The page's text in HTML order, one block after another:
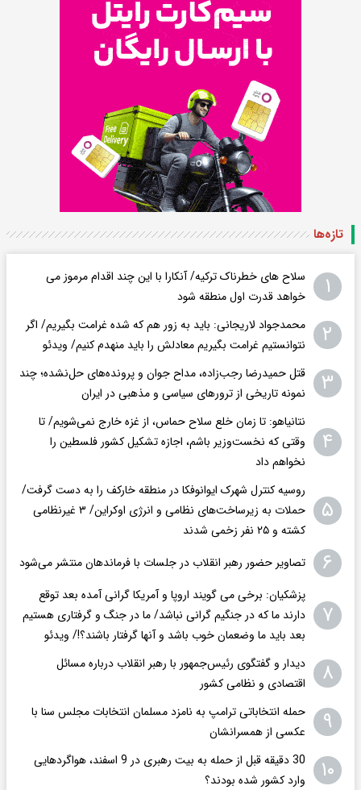
تازه‌ها
۱
سلاح های خطرناک ترکیه/ آنکارا با این چند اقدام مرموز می
خواهد قدرت اول منطقه شود
۲
محمدجواد لاریجانی: باید به زور هم که شده غرامت بگیریم/ اگر
نتوانستیم غرامت بگیریم معادلش را باید منهدم کنیم/ ویدئو
۳
قتل حمیدرضا رجب‌زاده، مداح جوان و پرونده‌های حل‌نشده؛ چند
نمونه تاریخی از ترورهای سیاسی و مذهبی در ایران
۴
نتانیاهو: تا زمان خلع سلاح حماس، از غزه خارج نمی‌شویم/ تا
وقتی که نخست‌وزیر باشم، اجازه تشکیل کشور فلسطین را
نخواهم داد
۵
روسیه کنترل شهرک ایوانوفکا در منطقه خارکف را به دست گرفت/
حملات به زیرساخت‌های نظامی و انرژی اوکراین/ ۳ غیرنظامی
کشته و ۲۵ نفر زخمی شدند
۶ تصاویر حضور رهبر انقلاب در جلسات با فرماندهان منتشر می‌شود
۷
پزشکیان: برخی می گویند اروپا و آمریکا گرانی آمده بعد توقع
دارند ما که در جنگیم گرانی نباشد/ ما در جنگ و گرفتاری هستیم
بعد باید ما وضعمان خوب باشد و آنها گرفتار باشند؟!/ ویدئو
۸
دیدار و گفتگوی رئیس‌جمهور با رهبر انقلاب درباره مسائل
اقتصادی و نظامی کشور
۹
حمله انتخاباتی ترامپ به نامزد مسلمان انتخابات مجلس سنا با
عکسی از همسرانشان
۱۰
30 دقیقه قبل از حمله به بیت رهبری در 9 اسفند، هواگردهایی
وارد کشور شده بودند؟